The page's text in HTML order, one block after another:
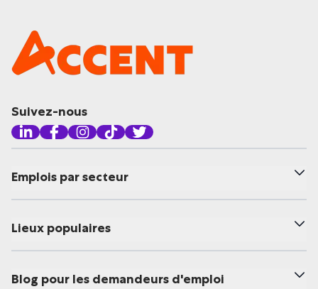
Suivez-nous
Emplois par secteur
Lieux populaires
Blog pour les demandeurs d'emploi